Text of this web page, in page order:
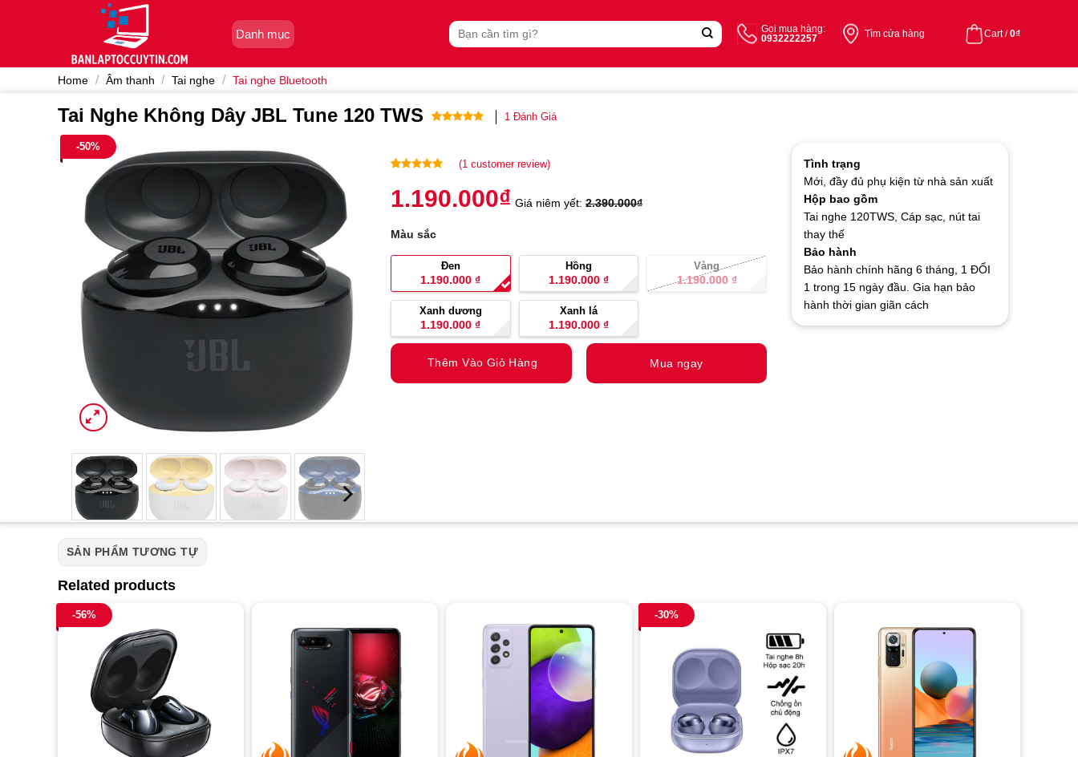
Danh mục
Search
for:
Gọi mua hàng:
0932222257
Tìm cửa hàng Cart /0₫
Home / Âm thanh / Tai nghe / Tai nghe Bluetooth
Tai Nghe Không Dây JBL Tune 120 TWS
based on
customer
1Đánh Giá
-50%
out of 5
based on
rating
(1 customer review)
1.190.000₫ Giá niêm yết: 2.390.000₫
Màu sắc
Đen
1.190.000₫
Hồng
1.190.000 ₫
Vàng
1.190.000 ₫
Xanh dương
1.190.000₫
Xanh lá
1.190.000 ₫
Thêm Vào Giỏ Hàng Mua ngay
Tình trạng
Mới, đầy đủ phụ kiện từ nhà sản xuất
Hộp bao gồm
Tai nghe 120TWS, Cáp sạc, nút tai
thay thế
Bảo hành
Bảo hành chính hãng 6 tháng, 1 ĐỔI
1 trong 15 ngày đầu. Gia hạn bảo
hành thời gian giãn cách
SẢN PHẨM TƯƠNG TỰ
Related products
-56% -30%